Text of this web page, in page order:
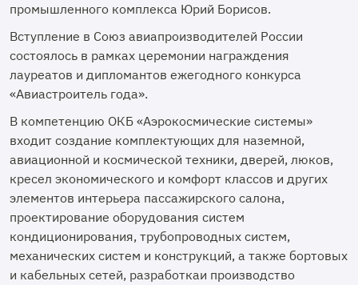
промышленного комплекса Юрий Борисов.
Вступление в Союз авиапроизводителей России
состоялось в рамках церемонии награждения
лауреатов и дипломантов ежегодного конкурса
«Авиастроитель года».
В компетенцию ОКБ «Аэрокосмические системы»
входит создание комплектующих для наземной,
авиационной и космической техники, дверей, люков,
кресел экономического и комфорт классов и других
элементов интерьера пассажирского салона,
проектирование оборудования систем
кондиционирования, трубопроводных систем,
механических систем и конструкций, а также бортовых
и кабельных сетей, разработкаи производство